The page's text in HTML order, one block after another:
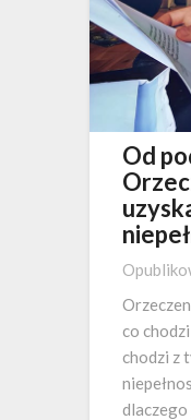
Od
co
chodzi z
dlaczego